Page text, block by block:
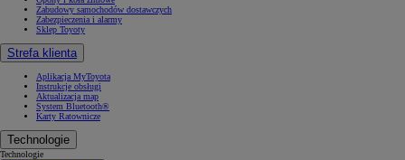
Zabudowy samochodów dostawczych
Zabezpieczenia i alarmy
Sklep Toyoty
Strefa klienta
Aplikacja MyToyota
Instrukcje obsługi
Aktualizacja map
System Bluetooth®
Karty Ratownicze
Technologie
Technologie